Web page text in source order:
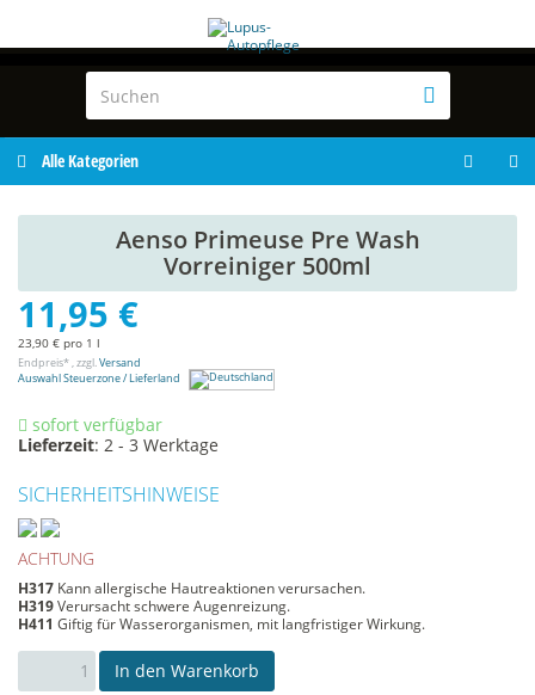
Alle Kategorien
Aenso Primeuse Pre Wash
Vorreiniger 500ml
11,95 €
23,90 € pro 1 l
Endpreis* , zzgl.Versand
Auswahl Steuerzone / Lieferland
sofort verfügbar
Lieferzeit: 2 - 3 Werktage
SICHERHEITSHINWEISE
ACHTUNG
H317 Kann allergische Hautreaktionen verursachen.
H319Verursacht schwere Augenreizung.
H411 Giftig für Wasserorganismen, mit langfristiger Wirkung.
In den Warenkorb